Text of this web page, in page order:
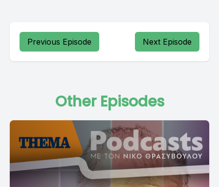
Previous Episode Next Episode
Other Episodes